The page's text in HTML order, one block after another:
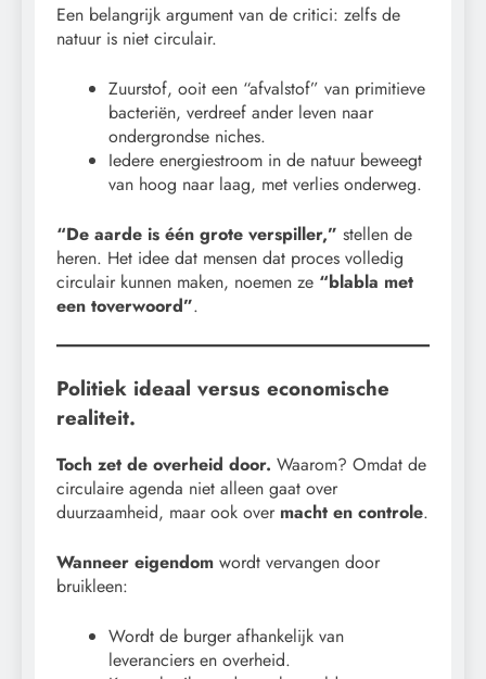
Een belangrijk argument van de critici: zelfs de
natuur is niet circulair.
Zuurstof, ooit een “afvalstof” van primitieve
bacteriën, verdreef ander leven naar
ondergrondse niches.
Iedere energiestroom in de natuur beweegt
van hoog naar laag, met verlies onderweg.
“De aarde is één grote verspiller,” stellen de
heren. Het idee dat mensen dat proces volledig
circulair kunnen maken, noemen ze “blabla met
een toverwoord”.
Politiek ideaal versus economische
realiteit.
Toch zet de overheid door. Waarom? Omdat de
circulaire agenda niet alleen gaat over
duurzaamheid, maar ook over macht en controle.
Wanneer eigendom wordt vervangen door
bruikleen:
Wordt de burger afhankelijk van
leveranciers en overheid.